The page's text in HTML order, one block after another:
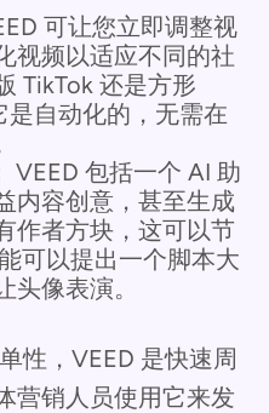
可让您立即调整视
视频以适应不同的社
TikTok 还是方形
是自动化的，无需在
VEED 包括一个 AI 助
内容创意，甚至生成
作者方块，这可以节
以提出一个脚本大
头像表演。
性，VEED 是快速周
营销人员使用它来发